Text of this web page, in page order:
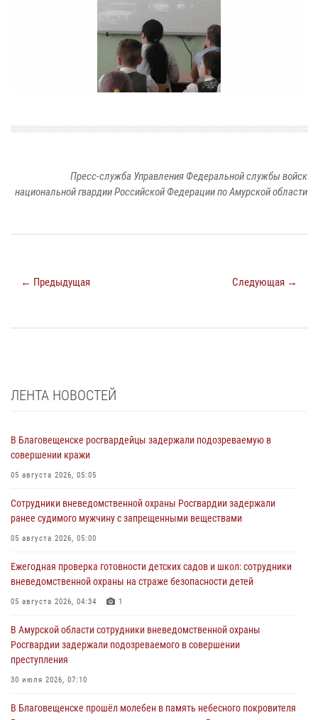
Пресс-служба Управления Федеральной службы войск
национальной гвардии Российской Федерации по Амурской области
← Предыдущая Следующая →
ЛЕНТА НОВОСТЕЙ
В Благовещенске росгвардейцы задержали подозреваемую в
совершении кражи
05 августа 2026, 05:05
Сотрудники вневедомственной охраны Росгвардии задержали
ранее судимого мужчину с запрещенными веществами
05 августа 2026, 05:00
Ежегодная проверка готовности детских садов и школ: сотрудники
вневедомственной охраны на страже безопасности детей
05 августа 2026, 04:34 1
В Амурской области сотрудники вневедомственной охраны
Росгвардии задержали подозреваемого в совершении
преступления
30 июля 2026, 07:10
В Благовещенске прошёл молебен в память небесного покровителя